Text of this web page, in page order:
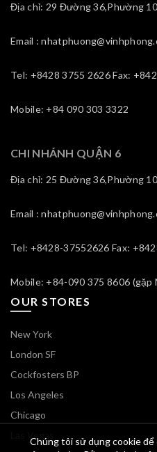
Địa chỉ: 29 Đường 36,Phường
Email :
Tel: +8428 3755 2626 Fax:
Mobile: +84 090 303 3322
CHI NHÁNH QUẬN 6
Địa chỉ: 25 Đường 36,Phường
Email :
Tel: +8428-37552626 Fax:
Mobile: +84-090 375 8606 (gặp
OUR STORES
New York
London SF
Cockfosters BP
Los Angeles
Chicago
Chúng tôi sử dụng cookie